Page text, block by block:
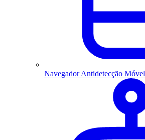
Navegador Antidetecção Móvel